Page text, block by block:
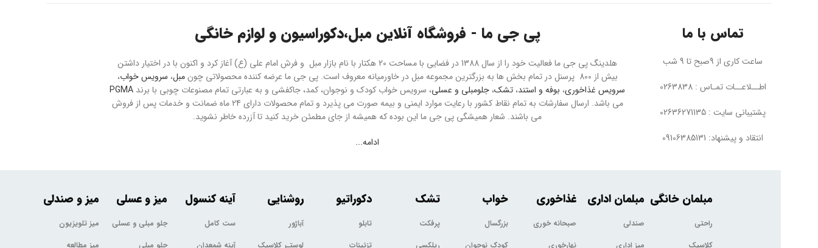
پی جی ما - فروشگاه آنلاین مبل،دکوراسیون و لوازم خانگی
هلدینگ پی جی ما فعالیت خود را از سال 1388 در فضایی با مساحت 20 هکتار با نام بازار مبل و فرش امام علی (ع) آغاز کرد و اکنون با در اختیار داشتن
بیش از 800 پرسنل در تمام بخش ها به بزرگترین مجموعه مبل در خاورمیانه معروف است. پی جی ما عرضه کننده محصولاتی چون
مبل، سرویس خواب،
سرویس غذاخوری، بوفه و استند، تشک، جلومبلی و عسلی، سرویس خواب کودک و نوجوان، کمد، جاکفشی و به عبارتی تمام مصنوعات چوبی با برند PGMA
می باشد. ارسال سفارشات به تمام نقاط کشور با رعایت موارد ایمنی و بیمه صورت می پذیرد و تمام محصولات دارای 24 ماه ضمانت و خدمات پس از فروش
می باشند. شعار همیشگی پی جی ما این بوده که همیشه از جای مطمئن خرید کنید تا آزرده خاطر نشوید.
ادامه...
تماس با ما
ساعت کاری از 9صبح تا 9 شب
اطــلاعــات تمـاس : 0263838
پشتیبانی سایت : 02636271135
انتقاد و پیشنهاد: 09106385131
میز و صندلی
میز تلویزیون
میز مطالعه
میز و عسلی
جلو مبلی و عسلی
جلو مبلی
آینه کنسول
ست کامل
آینه شمعدان
روشنایی
آباژور
لوستـر کلاسیک
دکوراتیو
تابلو
تزئینات
تشک
پرفکت
ریلکسی
خواب
بزرگسال
کودک نوجوان
غذاخوری
صبحانه خوری
نهارخوری
مبلمان اداری
صندلی
میز اداری
مبلمان خانگی
راحتی
کلاسیک